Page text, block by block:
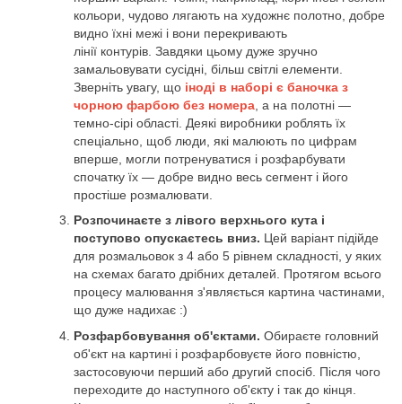
кольори, чудово лягають на художнє полотно, добре
видно їхні межі і вони перекривають
лінії контурів. Завдяки цьому дуже зручно
замальовувати сусідні, більш світлі елементи.
Зверніть увагу, що іноді в наборі є баночка з
чорною фарбою без номера , а на полотні —
темно-сірі області. Деякі виробники роблять їх
спеціально, щоб люди, які малюють по цифрам
вперше, могли потренуватися і розфарбувати
спочатку їх — добре видно весь сегмент і його
простіше розмалювати.
Розпочинаєте з лівого верхнього кута і
поступово опускаєтесь вниз. Цей варіант підійде
для розмальовок з 4 або 5 рівнем складності, у яких
на схемах багато дрібних деталей. Протягом всього
процесу малювання з'являється картина частинами,
що дуже надихає :)
Розфарбовування об'єктами. Обираєте головний
об'єкт на картині і розфарбовуєте його повністю,
застосовуючи перший або другий спосіб. Після чого
переходите до наступного об'єкту і так до кінця.